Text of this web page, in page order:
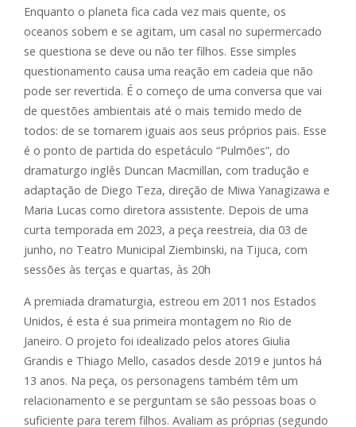
Enquanto o planeta fica cada vez mais quente, os
oceanos sobem e se agitam, um casal no supermercado
se questiona se deve ou não ter filhos. Esse simples
questionamento causa uma reação em cadeia que não
pode ser revertida. É o começo de uma conversa que vai
de questões ambientais até o mais temido medo de
todos: de se tornarem iguais aos seus próprios pais. Esse
é o ponto de partida do espetáculo “Pulmões”, do
dramaturgo inglês Duncan Macmillan, com tradução e
adaptação de Diego Teza, direção de Miwa Yanagizawa e
Maria Lucas como diretora assistente. Depois de uma
curta temporada em 2023, a peça reestreia, dia 03 de
junho, no Teatro Municipal Ziembinski, na Tijuca, com
sessões às terças e quartas, às 20h
A premiada dramaturgia, estreou em 2011 nos Estados
Unidos, é esta é sua primeira montagem no Rio de
Janeiro. O projeto foi idealizado pelos atores Giulia
Grandis e Thiago Mello, casados desde 2019 e juntos há
13 anos. Na peça, os personagens também têm um
relacionamento e se perguntam se são pessoas boas o
suficiente para terem filhos. Avaliam as próprias (segundo